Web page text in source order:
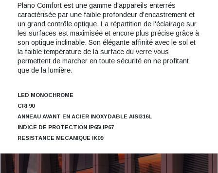
Plano Comfort est une gamme d'appareils enterrés
caractérisée par une faible profondeur d'encastrement et
un grand contrôle optique. La répartition de l'éclairage sur
les surfaces est maximisée et encore plus précise grâce à
son optique inclinable. Son élégante affinité avec le sol et
la faible température de la surface du verre vous
permettent de marcher en toute sécurité en ne profitant
que de la lumière.
LED MONOCHROME
CRI 90
ANNEAU AVANT EN ACIER INOXYDABLE AISI316L
INDICE DE PROTECTION IP65/ IP67
RESISTANCE MECANIQUE IK09